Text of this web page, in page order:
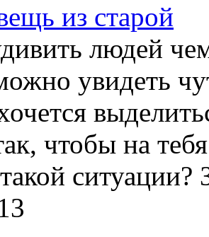
из старой
людей
увидеть
чтобы на
ситуации?